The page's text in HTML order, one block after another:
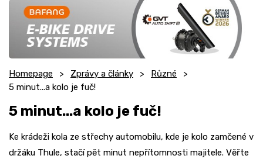
Homepage Zprávy a články
Různé
5 minut...a kolo je fuč!
5 minut...a kolo je fuč!
Ke krádeži kola ze střechy automobilu, kde je kolo zamčené v
držáku Thule, stačí pět minut nepřítomnosti majitele. Věřte